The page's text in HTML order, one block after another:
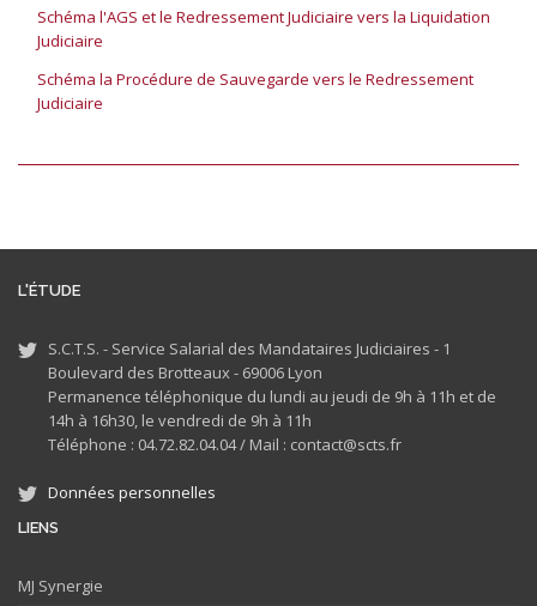
Schéma l'AGS et le Redressement Judiciaire vers la Liquidation
Judiciaire
Schéma la Procédure de Sauvegarde vers le Redressement
Judiciaire
L'ÉTUDE
S.C.T.S. - Service Salarial des Mandataires Judiciaires - 1
Boulevard des Brotteaux - 69006 Lyon
Permanence téléphonique du lundi au jeudi de 9h à 11h et de
14h à 16h30, le vendredi de 9h à 11h
Téléphone : 04.72.82.04.04 / Mail : contact@scts.fr
Données personnelles
LIENS
MJ Synergie